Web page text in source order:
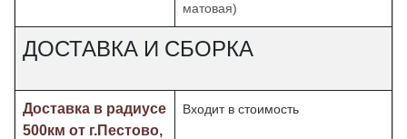
матовая)
ДОСТАВКА И СБОРКА
Доставка в радиусе
500км от г.Пестово,
Входит в стоимость